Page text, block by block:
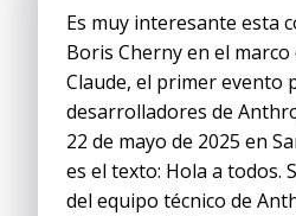
Es muy interesante esta
Boris Cherny en el marco
Claude, el primer evento
desarrolladores de
22 de mayo de 2025 en
es el texto: Hola a todos.
del equipo técnico de